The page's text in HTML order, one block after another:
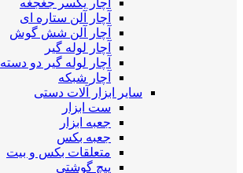
آچار یکسر جغجغه
آچار آلن ستاره ای
آچار آلن شش گوش
آچار لوله گیر
آچار لوله گیر دو دسته
آچار شبکه
سایر ابزار آلات دستی
ست ابزار
جعبه ابزار
جعبه بکس
متعلقات بکس و بیت
پیچ گوشتی